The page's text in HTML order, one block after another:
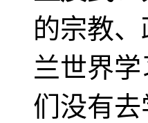
的宗教
兰世界
们没有